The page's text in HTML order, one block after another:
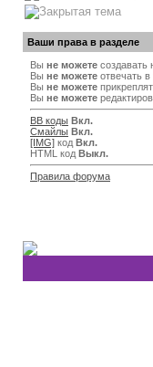
Ваши права в разделе
Вы не можете создавать
Вы не можете отвечать в
Вы не можете
Вы не можете
BB коды Вкл.
Смайлы Вкл.
[IMG] код Вкл.
HTML код Выкл.
Правила форума